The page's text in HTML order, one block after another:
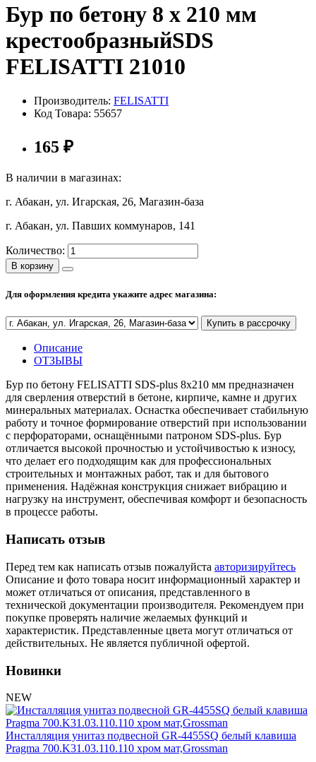
Все для бани
Блог
Полезные статьи
Оплата и доставка
Сервис-центр
Обмен и возврат товара
Вакансии
Контакты
Бур по бетону 8 х 210 мм
крестообразныйSDS
FELISATTI 21010
Производитель: FELISATTI
Код Товара: 55657
165 ₽
В наличии в магазинах:
г. Абакан, ул. Игарская, 26, Магазин-база
г. Абакан, ул. Павших коммунаров, 141
Количество:
В корзину
Для оформления кредита укажите адрес магазина:
Купить в рассрочку
Описание
ОТЗЫВЫ
Бур по бетону FELISATTI SDS-plus 8х210 мм предназначен
для сверления отверстий в бетоне, кирпиче, камне и других
минеральных материалах. Оснастка обеспечивает стабильную
работу и точное формирование отверстий при использовании
с перфораторами, оснащёнными патроном SDS-plus. Бур
отличается высокой прочностью и устойчивостью к износу,
что делает его подходящим как для профессиональных
строительных и монтажных работ, так и для бытового
применения. Надёжная конструкция снижает вибрацию и
нагрузку на инструмент, обеспечивая комфорт и безопасность
в процессе работы.
Написать отзыв
Перед тем как написать отзыв пожалуйста авторизируйтесь
Описание и фото товара носит информационный характер и
может отличаться от описания, представленного в
технической документации производителя. Рекомендуем при
покупке проверять наличие желаемых функций и
характеристик. Представленные цвета могут отличаться от
действительных. Не является публичной офертой.
Новинки
NEW
Инсталляция унитаз подвесной GR-4455SQ белый клавиша
Pragma 700.K31.03.110.110 хром мат,Grossman